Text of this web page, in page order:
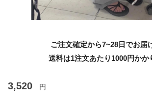
ご注文確定から7~28日でお届
送料は1注文あたり 1000円かか
3,520 円